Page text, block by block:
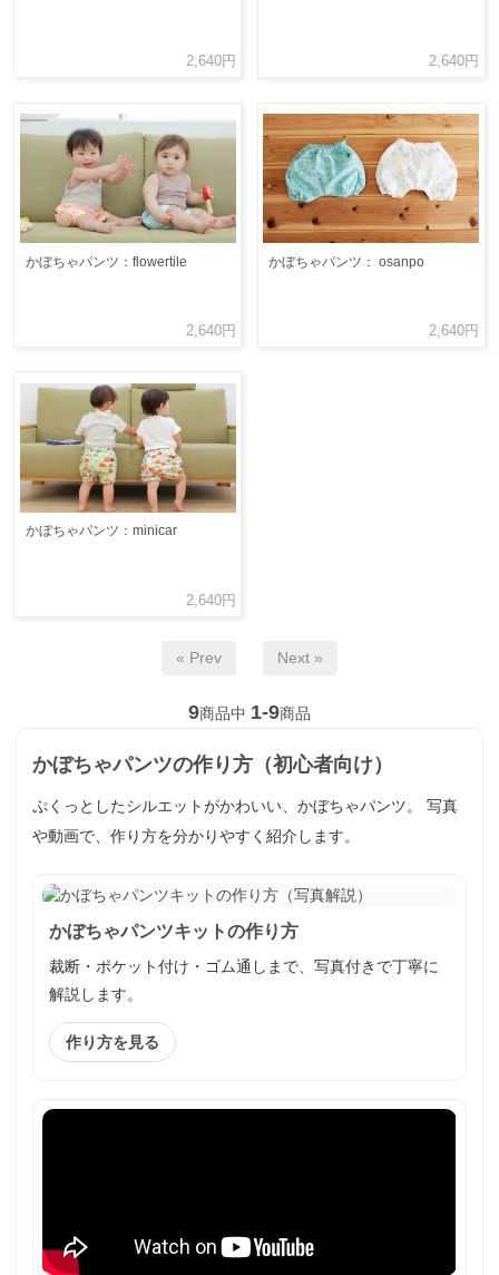
2,640円 2,640円
かぼちゃパンツ：flowertile
2,640円
かぼちゃパンツ： osanpo
2,640円
かぼちゃパンツ：minicar
2,640円
« Prev Next »
9商品中 1-9商品
かぼちゃパンツの作り方（初心者向け）
ぷくっとしたシルエットがかわいい、かぼちゃパンツ。 写真
や動画で、作り方を分かりやすく紹介します。
かぼちゃパンツキットの作り方
裁断・ポケット付け・ゴム通しまで、写真付きで丁寧に
解説します。
作り方を見る